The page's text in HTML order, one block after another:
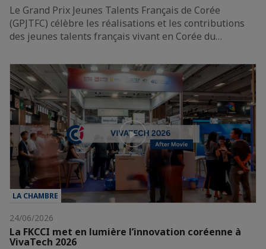
Le Grand Prix Jeunes Talents Français de Corée
(GPJTFC) célèbre les réalisations et les contributions
des jeunes talents français vivant en Corée du…
LA CHAMBRE
24/06/2026
La FKCCI met en lumière l’innovation coréenne à
VivaTech 2026